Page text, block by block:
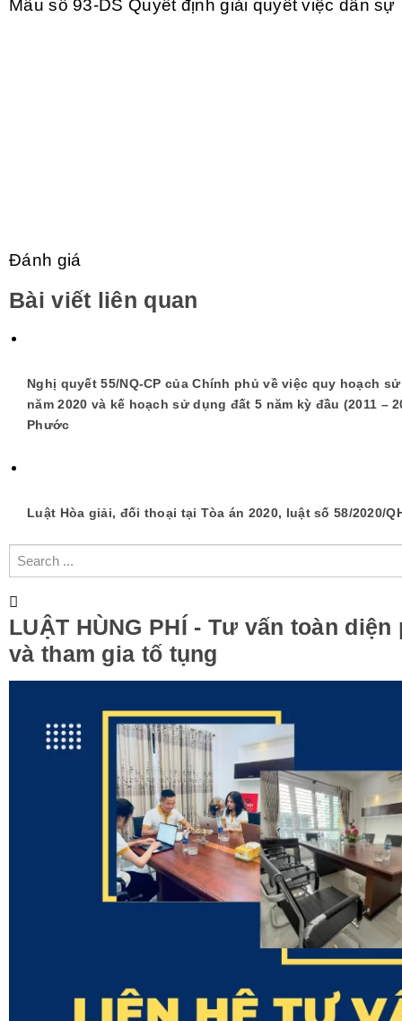
Mẫu số 93-DS Quyết định giải quyết việc dân sự
Đánh giá
Bài viết liên quan
Nghị quyết 55/NQ-CP của Chính phủ về việc quy hoạch
năm 2020 và kế hoạch sử dụng đất 5 năm kỳ đầu (2011 –
Phước
Luật Hòa giải, đối thoại tại Tòa án 2020, luật số 58/2020/
LUẬT HÙNG PHÍ - Tư vấn toàn diện
và tham gia tố tụng